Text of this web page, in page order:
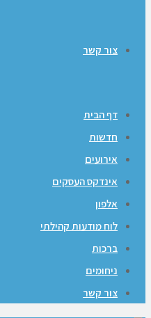
צור קשר
דף הבית
חדשות
אירועים
אינדקס העסקים
אלפון
לוח מודעות קהילתי
ברכות
ניחומים
צור קשר